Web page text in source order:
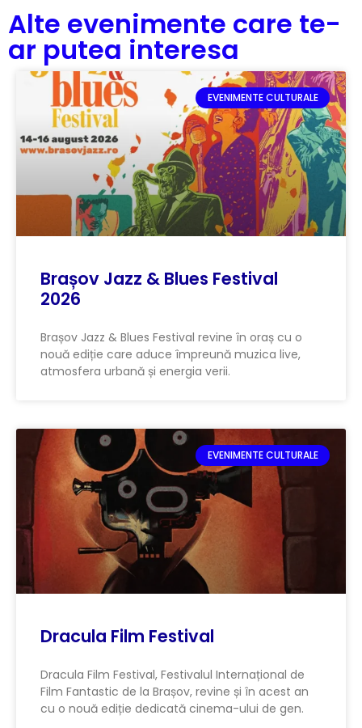
Alte evenimente care te-
ar putea interesa
EVENIMENTE CULTURALE
Brașov Jazz & Blues Festival
2026
Brașov Jazz & Blues Festival revine în oraș cu o
nouă ediție care aduce împreună muzica live,
atmosfera urbană și energia verii.
EVENIMENTE CULTURALE
Dracula Film Festival
Dracula Film Festival, Festivalul Internațional de
Film Fantastic de la Brașov, revine și în acest an
cu o nouă ediție dedicată cinema-ului de gen.